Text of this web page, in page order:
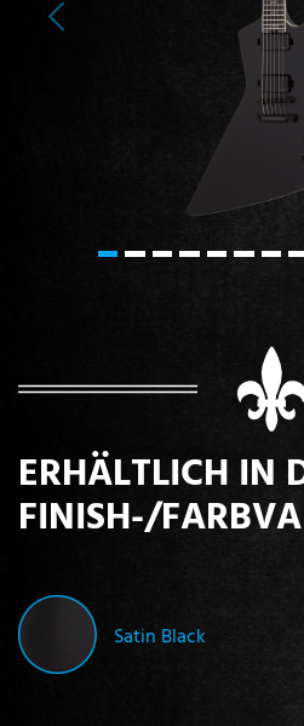
Previous
ERHÄLTLICH IN
FINISH-/
Satin Black